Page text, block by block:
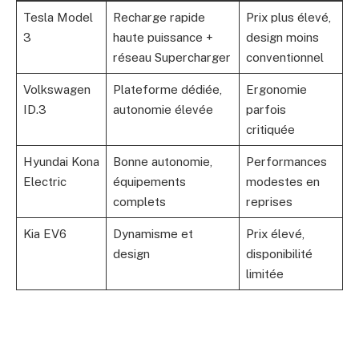
Tesla Model
3
Recharge rapide
haute puissance +
réseau Supercharger
Prix plus élevé,
design moins
conventionnel
Volkswagen
ID.3
Plateforme dédiée,
autonomie élevée
Ergonomie
parfois
critiquée
Hyundai Kona
Electric
Bonne autonomie,
équipements
complets
Performances
modestes en
reprises
Kia EV6
Dynamisme et
design
Prix élevé,
disponibilité
limitée